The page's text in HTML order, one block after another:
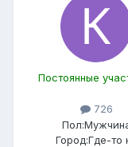
Постоянные
726
Пол:
Город:Где-то